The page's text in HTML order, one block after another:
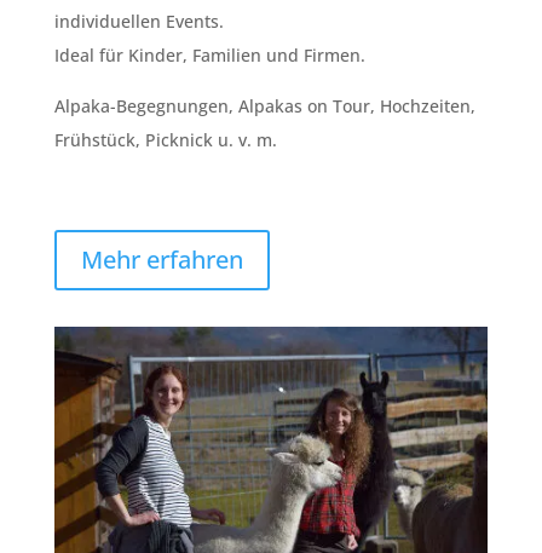
individuellen Events.
Ideal für Kinder, Familien und Firmen.
Alpaka-Begegnungen, Alpakas on Tour, Hochzeiten,
Frühstück, Picknick u. v. m.
Mehr erfahren